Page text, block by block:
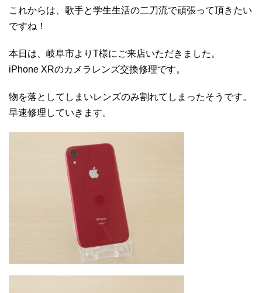
これからは、歌手と学生生活の二刀流で頑張って頂きたい
ですね！
本日は、岐阜市よりT様にご来店いただきました。
iPhone XRのカメラレンズ交換修理です。
物を落としてしまいレンズのみ割れてしまったそうです。
早速修理していきます。